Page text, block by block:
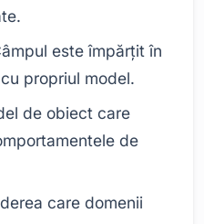
este împărțit în
propriul model.
de obiect care
de
care domenii